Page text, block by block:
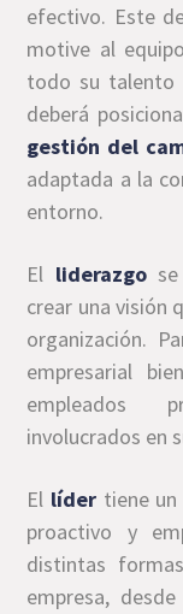
efectivo. Este
motive al
todo su talento
deberá
gestión del
adaptada a la
entorno.
El liderazgose
crear una visión
organización.
empresarial
empleados
involucrados en
El líder tiene
proactivo y
distintas
empresa,